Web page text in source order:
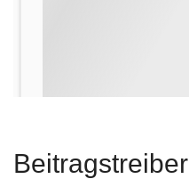
Beitragstreiber